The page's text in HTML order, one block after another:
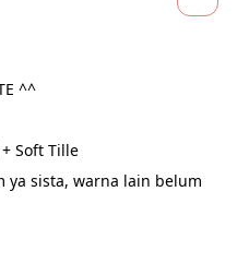
^^
Soft Tille
ya sista, warna lain belum